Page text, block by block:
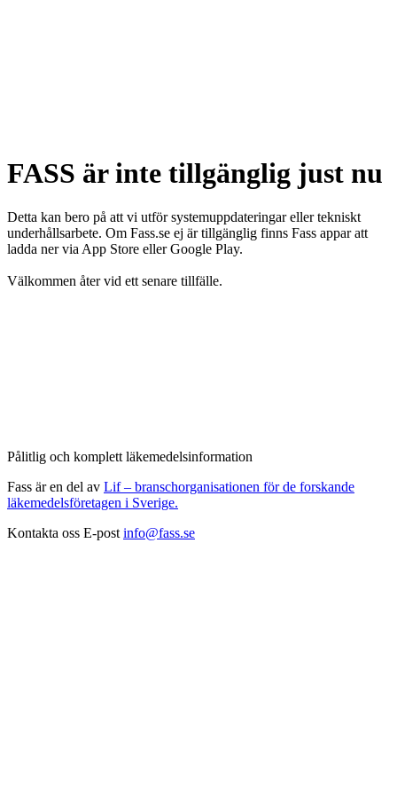
FASS är inte tillgänglig just nu
Detta kan bero på att vi utför systemuppdateringar eller tekniskt
underhållsarbete. Om Fass.se ej är tillgänglig finns Fass appar att
ladda ner via App Store eller Google Play.
Välkommen åter vid ett senare tillfälle.
Pålitlig och komplett läkemedelsinformation
Fass är en del av Lif – branschorganisationen för de forskande
läkemedelsföretagen i Sverige.
Kontakta oss E-post info@fass.se